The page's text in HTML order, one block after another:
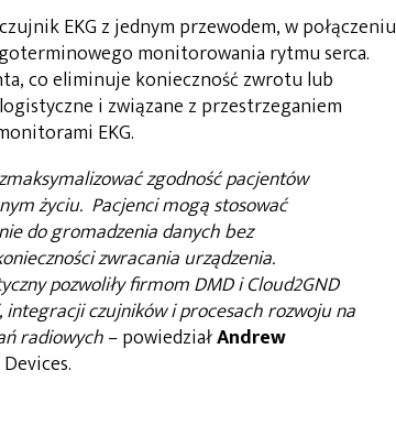
EKG z jednym przewodem, w połączeniu
monitorowania rytmu serca.
co eliminuje konieczność zwrotu lub
i związane z przestrzeganiem
EKG.
zgodność pacjentów
życiu. Pacjenci mogą stosować
do gromadzenia danych bez
zwracania urządzenia.
pozwoliły firmom DMD i Cloud2GND
czujników i procesach rozwoju na
radiowych– powiedziałAndrew